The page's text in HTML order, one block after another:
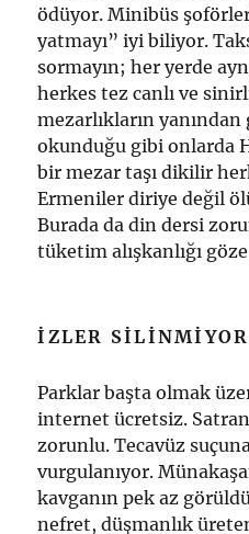
ödüyor. Minibüs
yatmayı” iyi biliyor.
sormayın; her yerde
herkes tez canlı ve
mezarlıkların
okunduğu gibi onlarda
bir mezar taşı dikilir
Ermeniler diriye değil
Burada da din dersi
tüketim alışkanlığı
İZLER SILINMIYOR
Parklar başta olmak
internet ücretsiz.
zorunlu. Tecavüz
vurgulanıyor.
kavganın pek az
nefret, düşmanlık